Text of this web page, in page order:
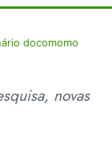
docomomo
novas